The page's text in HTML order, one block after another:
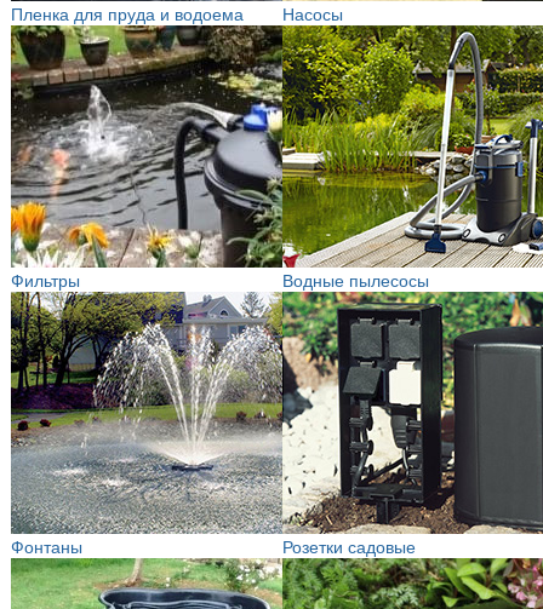
Пленка для пруда и водоема Насосы
Фильтры Водные пылесосы
Фонтаны Розетки садовые